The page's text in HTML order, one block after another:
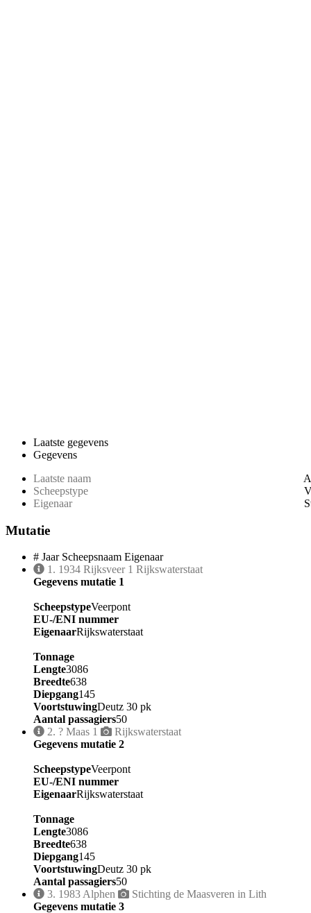
Laatste gegevens
Gegevens
Laatste naam
Scheepstype
Eigenaar
Mutatie
# Jaar Scheepsnaam Eigenaar
1. 1934 Rijksveer 1 Rijkswaterstaat
Gegevens mutatie 1
ScheepstypeVeerpont
EU-/ENI nummer
EigenaarRijkswaterstaat
Tonnage
Lengte3086
Breedte638
Diepgang145
VoortstuwingDeutz 30 pk
Aantal passagiers50
2. ? Maas 1
Rijkswaterstaat
Gegevens mutatie 2
ScheepstypeVeerpont
EU-/ENI nummer
EigenaarRijkswaterstaat
Tonnage
Lengte3086
Breedte638
Diepgang145
VoortstuwingDeutz 30 pk
Aantal passagiers50
3. 1983 Alphen
Stichting de Maasveren in Lith
Gegevens mutatie 3